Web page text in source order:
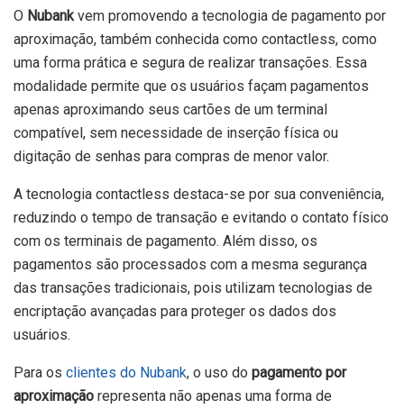
O Nubank vem promovendo a tecnologia de pagamento por
aproximação, também conhecida como contactless, como
uma forma prática e segura de realizar transações. Essa
modalidade permite que os usuários façam pagamentos
apenas aproximando seus cartões de um terminal
compatível, sem necessidade de inserção física ou
digitação de senhas para compras de menor valor.
A tecnologia contactless destaca-se por sua conveniência,
reduzindo o tempo de transação e evitando o contato físico
com os terminais de pagamento. Além disso, os
pagamentos são processados com a mesma segurança
das transações tradicionais, pois utilizam tecnologias de
encriptação avançadas para proteger os dados dos
usuários.
Para os clientes do Nubank, o uso do pagamento por
aproximação representa não apenas uma forma de